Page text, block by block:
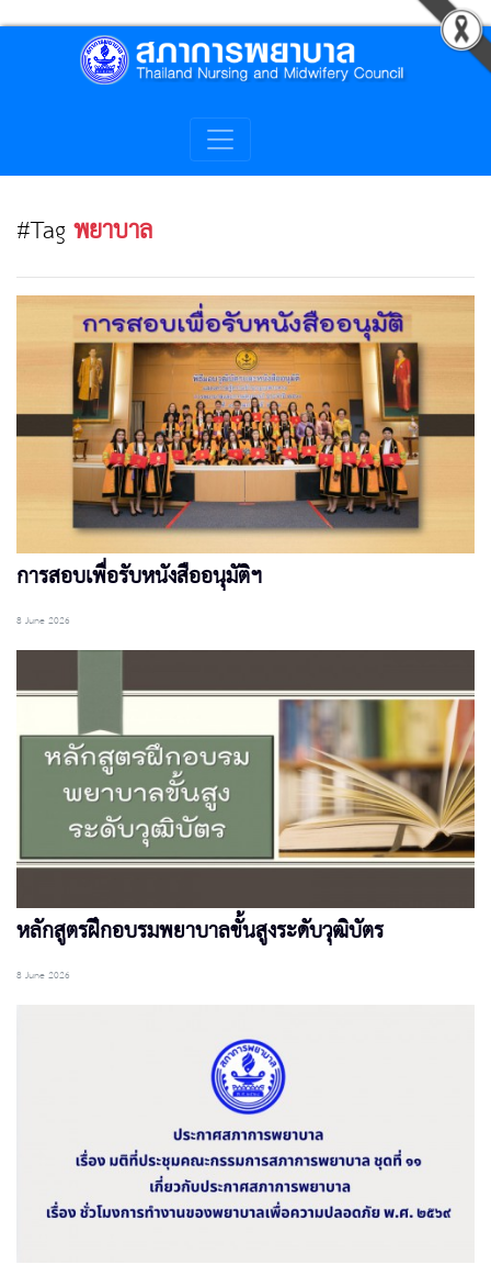
#Tagพยาบาล
การสอบเพื่อรับหนังสืออนุมัติฯ
8 June 2026
หลักสูตรฝึกอบรมพยาบาลขั้นสูงระดับวุฒิบัตร
8 June 2026